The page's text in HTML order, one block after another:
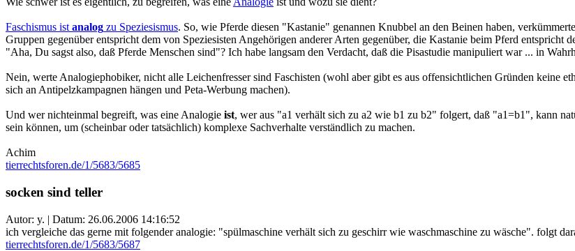
Faschismus ist analog zu Speziesismus. So, wie Pferde diesen "Kastanie" genannen Knubbel an den Beinen haben,
Gruppen gegenüber entspricht dem von Speziesisten Angehörigen anderer Arten gegenüber, die Kastanie beim Pferd
"Aha, Du sagst also, daß Pferde Menschen sind"? Ich habe langsam den Verdacht, daß die Pisastudie manipuliert war ... in
Nein, werte Analogiephobiker, nicht alle Leichenfresser sind Faschisten (wohl aber gibt es aus offensichtlichen Gründen keine
sich an Antipelzkampagnen hängen und Peta-Werbung machen).
Und wer nichteinmal begreift, was eine Analogie ist, wer aus "a1 verhält sich zu a2 wie b1 zu b2" folgert, daß "a1=b1", kann
sein können, um (scheinbar oder tatsächlich) komplexe Sachverhalte verständlich zu machen.
Achim
tierrechtsforen.de/1/5683/5685
socken sind teller
Autor: y. | Datum: 26.06.2006 14:16:52
ich vergleiche das gerne mit folgender analogie: "spülmaschine verhält sich zu geschirr wie waschmaschine zu wäsche". folgt
tierrechtsforen.de/1/5683/5687